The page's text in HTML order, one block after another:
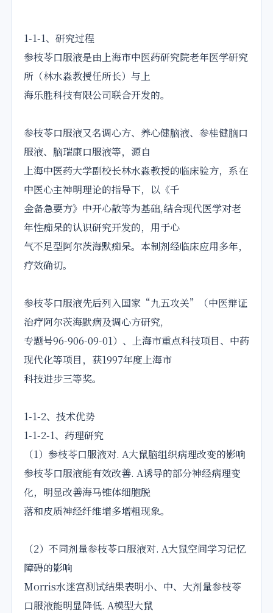
1-1-1、研究过程
参枝苓口服液是由上海市中医药研究院老年医学研究
所（林水淼教授任所长）与上
海乐胜科技有限公司联合开发的。
参枝苓口服液又名调心方、养心健脑液、参桂健脑口
服液、脑瑞康口服液等，源自
上海中医药大学副校长林水淼教授的临床验方，系在
中医心主神明理论的指导下，以《千
金备急要方》中开心散等为基础,结合现代医学对老
年性痴呆的认识研究开发的，用于心
气不足型阿尔茨海默痴呆。本制剂经临床应用多年，
疗效确切。
参枝苓口服液先后列入国家“九五攻关”（中医辩证
治疗阿尔茨海默病及调心方研究,
专题号96-906-09-01）、上海市重点科技项目、中药
现代化等项目，获1997年度上海市
科技进步三等奖。
1-1-2、技术优势
1-1-2-1、药理研究
（1）参枝苓口服液对. A大鼠脑组织病理改变的影响
参枝苓口服液能有效改善. A诱导的部分神经病理变
化，明显改善海马锥体细胞脱
落和皮质神经纤维增多增粗现象。
（2）不同剂量参枝苓口服液对. A大鼠空间学习记忆
障碍的影响
Morris水迷宫测试结果表明小、中、大剂量参枝苓
口服液能明显降低. A模型大鼠